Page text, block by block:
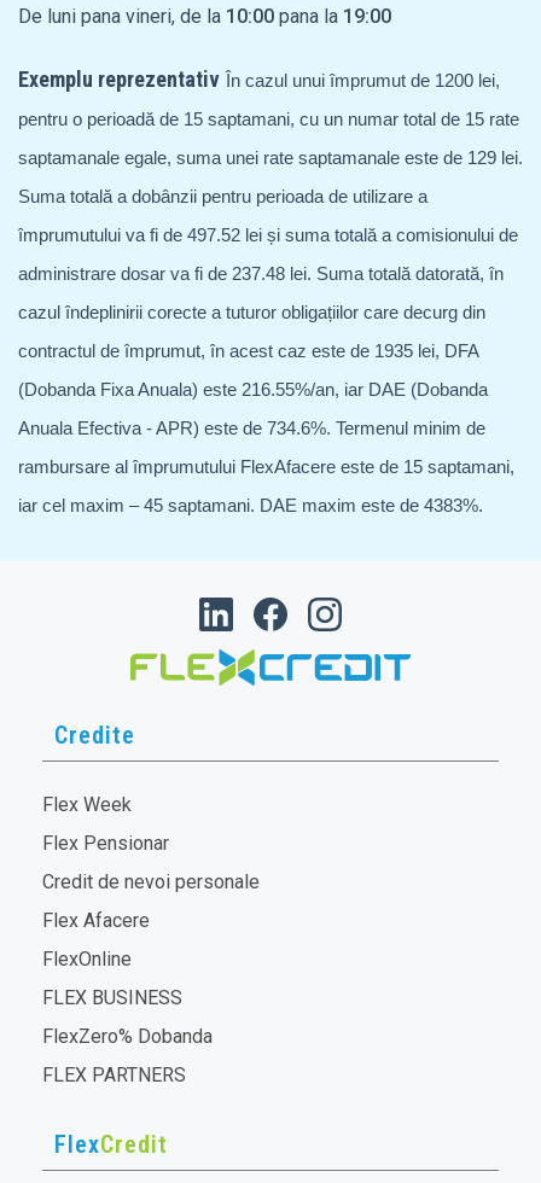
De luni pana vineri, de la 10:00 pana la 19:00
Exemplu reprezentativ
În cazul unui împrumut de 1200 lei,
pentru o perioadă de 15 saptamani, cu un numar total de 15 rate
saptamanale egale, suma unei rate saptamanale este de 129 lei.
Suma totală a dobânzii pentru perioada de utilizare a
împrumutului va fi de 497.52 lei și suma totală a comisionului de
administrare dosar va fi de 237.48 lei. Suma totală datorată, în
cazul îndeplinirii corecte a tuturor obligațiilor care decurg din
contractul de împrumut, în acest caz este de 1935 lei, DFA
(Dobanda Fixa Anuala) este 216.55%/an, iar DAE (Dobanda
Anuala Efectiva - APR) este de 734.6%. Termenul minim de
rambursare al împrumutului FlexAfacere este de 15 saptamani,
iar cel maxim – 45 saptamani. DAE maxim este de 4383%.
Credite
Flex Week
Flex Pensionar
Credit de nevoi personale
Flex Afacere
FlexOnline
FLEX BUSINESS
FlexZero% Dobanda
FLEX PARTNERS
FlexCredit